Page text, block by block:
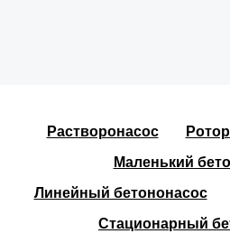
Растворонасос
Маленький
Линейный бетононасос
Стационарный